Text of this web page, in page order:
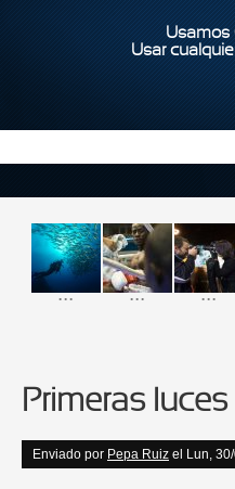
Usamos
Usar
... ... ...
Primeras luces
Enviado por Pepa Ruiz el Lun,